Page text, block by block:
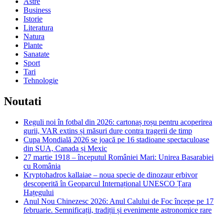
Business
Istorie
Literatura
Natura
Plante
Sanatate
Sport
Tari
Tehnologie
Noutati
Reguli noi în fotbal din 2026: cartonaș roșu pentru acoperirea
gurii, VAR extins și măsuri dure contra tragerii de timp
Cupa Mondială 2026 se joacă pe 16 stadioane spectaculoase
din SUA, Canada și Mexic
27 martie 1918 – începutul României Mari: Unirea Basarabiei
cu România
Kryptohadros kallaiae – noua specie de dinozaur erbivor
descoperită în Geoparcul Internațional UNESCO Țara
Hațegului
Anul Nou Chinezesc 2026: Anul Calului de Foc începe pe 17
februarie. Semnificații, tradiții și evenimente astronomice rare